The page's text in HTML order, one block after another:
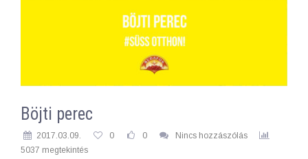
Böjti perec
2017.03.09. 0 0
Nincs hozzászólás
5037 megtekintés